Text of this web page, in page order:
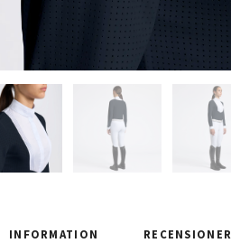
INFORMATION RECENSIONER